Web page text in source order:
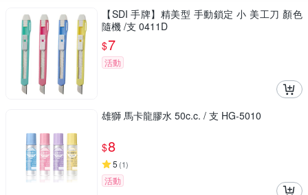
【SDI 手牌】精美型 手動鎖定 小 美工刀 顏色
隨機 /支 0411D
$7
活動
雄獅 馬卡龍膠水 50c.c. / 支 HG-5010
$8
5 (1)
活動